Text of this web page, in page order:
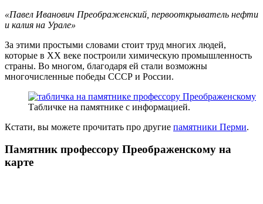
«Павел Иванович Преображенский, первооткрыватель нефти
и калия на Урале»
За этими простыми словами стоит труд многих людей,
которые в XX веке построили химическую промышленность
страны. Во многом, благодаря ей стали возможны
многочисленные победы СССР и России.
Табличке на памятнике с информацией.
Кстати, вы можете прочитать про другие памятники Перми.
Памятник профессору Преображенскому на
карте